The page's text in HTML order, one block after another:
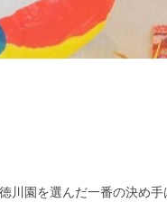
川園を選んだ一番の決め